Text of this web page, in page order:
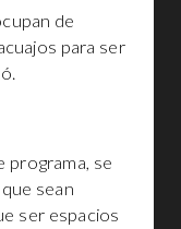
de
para ser
programa, se
sean
ser espacios